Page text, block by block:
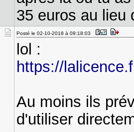
35 euros au lieu
Posté le 02-10-2018 à 09:18:03
lol :
https://
Au moins ils
d'utiliser